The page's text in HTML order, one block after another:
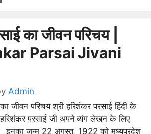
का जीवन परिचय |
Parsai Jivani
Admin
जीवन परिचय श्री हरिशंकर परसाई हिंदी के
परसाई जी अपने व्यंग लेखन के लिए
इनका जन्म 22 अगस्त, 1922 को मध्यप्रदेश